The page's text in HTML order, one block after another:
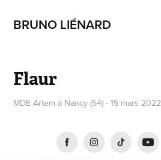
BRUNO LIÉNARD
Flaur
MDE Artem à Nancy (54) - 15 mars 2022